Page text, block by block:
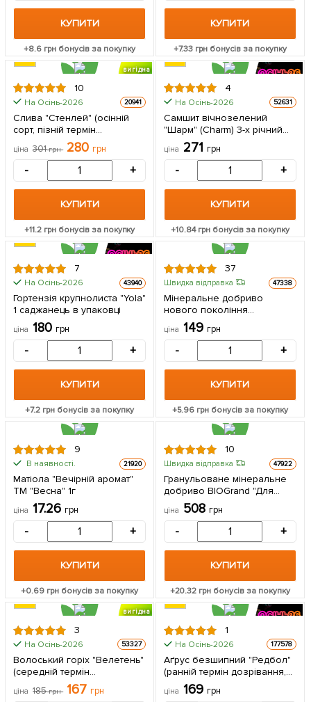
КУПИТИ
+8.6 грн бонусів за покупку
КУПИТИ
+7.33 грн бонусів за покупку
вигідна
знижка
10
На Осінь-2026 20941
Слива "Стенлей" (осінній
сорт, пізній термін
дозрівання) 1 саджанець в
упаковці
ціна 301грн 280 грн
- +
КУПИТИ
+11.2 грн бонусів за покупку
4
На Осінь-2026 52631
Самшит вічнозелений
"Шарм" (Charm) 3-х річний
саджанець 1 саджанець в
упаковці
ціна 271 грн
- +
КУПИТИ
+10.84 грн бонусів за покупку
7
На Осінь-2026 43940
Гортензія крупнолиста "Yola"
1 саджанець в упаковці
ціна 180грн
- +
КУПИТИ
+7.2 грн бонусів за покупку
37
Швидка відправка 47338
Мінеральне добриво
нового покоління
"Нітроамофоска NPK +" ТМ
"AGRO-X" 1000г
ціна 149 грн
- +
КУПИТИ
+5.96 грн бонусів за покупку
9
В наявності. 21920
Матіола "Вечірній аромат"
ТМ "Весна" 1г
ціна 17.26грн
- +
КУПИТИ
+0.69 грн бонусів за покупку
10
Швидка відправка 47922
Гранульоване мінеральне
добриво BIOGrand "Для
полуниці та суниці"
(БІОГранд) ТМ "AGRO-X" 1кг
ціна 508 грн
- +
КУПИТИ
+20.32 грн бонусів за покупку
вигідна
знижка
3
На Осінь-2026 53327
Волоський горіх "Велетень"
(середній термін
дозрівання) 1 саджанець в
упаковці
ціна 185грн 167 грн
1
На Осінь-2026 177578
Аґрус безшипний "Редбол"
(ранній термін дозрівання,
морозостійкий сорт) 1
саджанець в упаковці
ціна 169 грн